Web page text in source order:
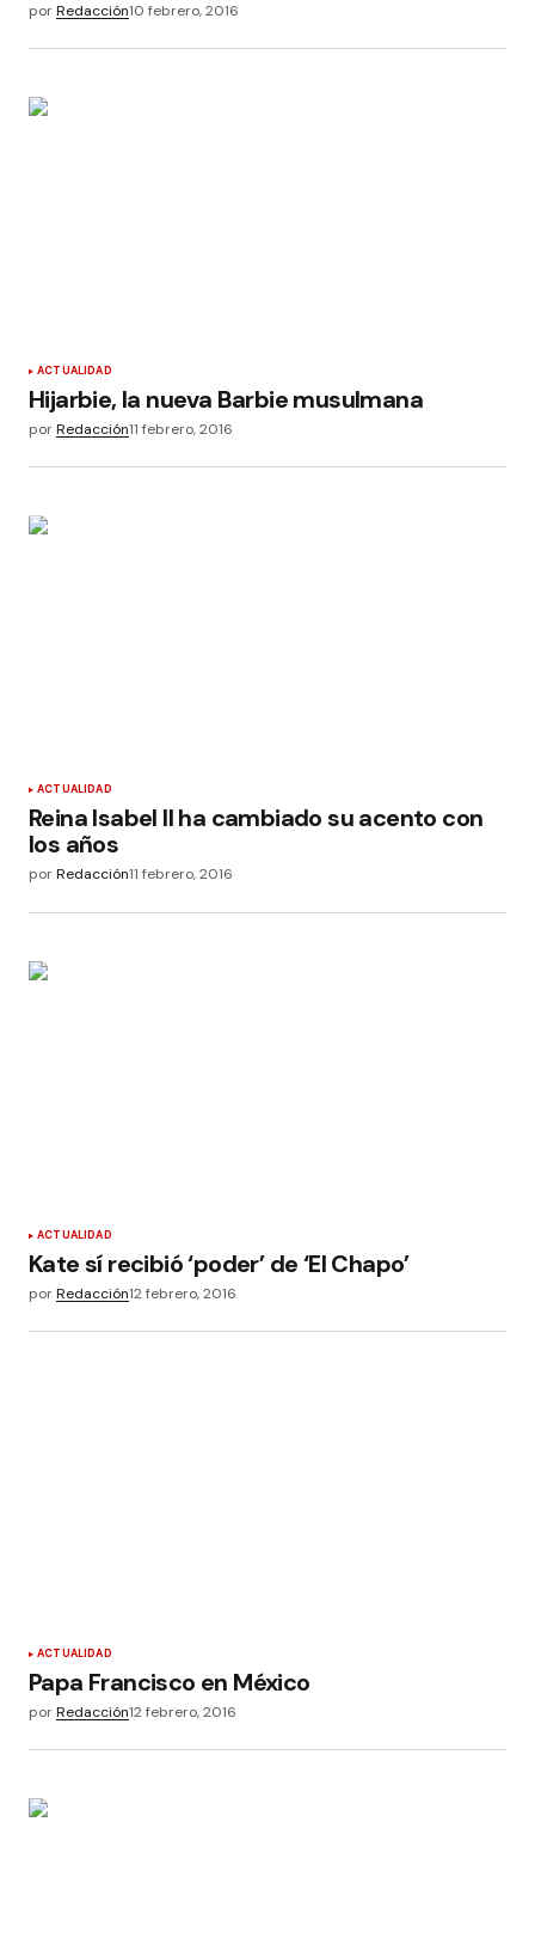
porRedacción10 febrero, 2016
ACTUALIDAD
Hijarbie, la nueva Barbie musulmana
porRedacción11 febrero, 2016
ACTUALIDAD
Reina Isabel II ha cambiado su acento con
los años
porRedacción11 febrero, 2016
ACTUALIDAD
Kate sí recibió ‘poder’ de ‘El Chapo’
porRedacción12 febrero, 2016
ACTUALIDAD
Papa Francisco en México
porRedacción12 febrero, 2016